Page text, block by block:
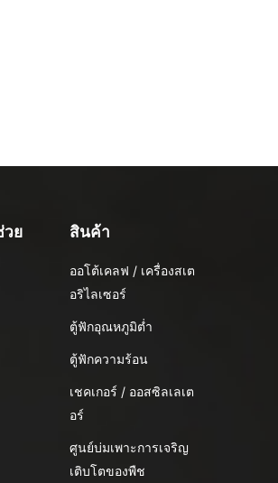
วย
สินค้า
ออโต้เคลฟ / เครื่องสเต
อริไลเซอร์
ตู้ฟักอุณหภูมิต่ำ
ตู้ฟักความร้อน
เชคเกอร์ / ออสซิลเลเต
อร์
ศูนย์บ่มเพาะการเจริญ
เติบโตของพืช